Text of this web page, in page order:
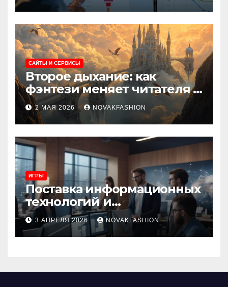
касания
САЙТЫ И СЕРВИСЫ
Второе дыхание: как
фэнтези меняет читателя и
культуру
2 МАЯ 2026 NOVAKFASHION
ИГРЫ
Поставка информационных
технологий и
инновационные решения
3 АПРЕЛЯ 2026 NOVAKFASHION